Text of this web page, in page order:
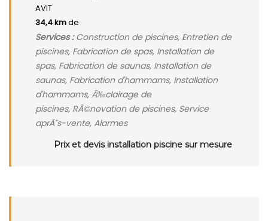
AVIT
34,4 kmde
Services :Construction de piscines, Entretien de
piscines, Fabrication de spas, Installation de
spas, Fabrication de saunas, Installation de
saunas, Fabrication d'hammams, Installation
d'hammams, Ã‰clairage de
piscines, RÃ©novation de piscines, Service
aprÃ¨s-vente, Alarmes
Prix et devis installation piscine sur mesure